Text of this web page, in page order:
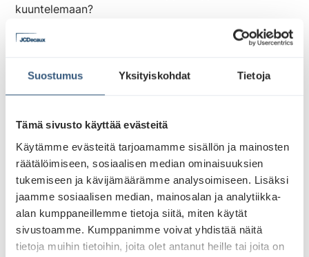
Suostumus Yksityiskohdat Tietoja
Tämä sivusto käyttää evästeitä
Käytämme evästeitä tarjoamamme sisällön ja mainosten
räätälöimiseen, sosiaalisen median ominaisuuksien
tukemiseen ja kävijämäärämme analysoimiseen. Lisäksi
jaamme sosiaalisen median, mainosalan ja analytiikka-
alan kumppaneillemme tietoja siitä, miten käytät
sivustoamme. Kumppanimme voivat yhdistää näitä
tietoja muihin tietoihin, joita olet antanut heille tai joita on
kuuntelemaan?
Viisas ajaa myös pitkillä valoilla
Taantumaa odotellessa yrityksissä käännytään
helposti kohti taktista tekemistä ja hintaviestintä
pitkän ajan tavoitteita, vaan investoivat myös
brändimarkkinointiin. Oikein kohdistetuilla
markkinointiviesteillä on nyt jos milloin mahdollisuus
kasvattaa markkinaosuutta, ne piirtää joilla on liitua.